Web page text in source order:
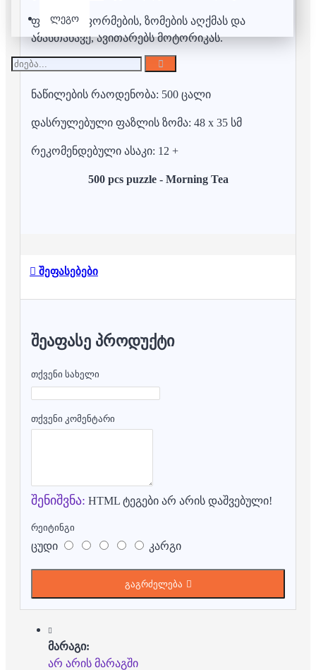
ლეგო
ფერების, ფორმების, ზომების აღქმას და
ამასთანავე, ავითარებს მოტორიკას.
ნაწილების რაოდენობა: 500 ცალი
დასრულებული ფაზლის ზომა: 48 x 35 სმ
რეკომენდებული ასაკი: 12 +
500 pcs puzzle - Morning Tea
შეფასებები
ᲨᲔᲐᲤᲐᲡᲔ ᲞᲠᲝᲓᲣᲥᲢᲘ
თქვენი სახელი
თქვენი კომენტარი
შენიშვნა: HTML ტეგები არ არის დაშვებული!
რეიტინგი
ცუდი კარგი
გაგრძელება
მარაგი:
არ არის მარაგში